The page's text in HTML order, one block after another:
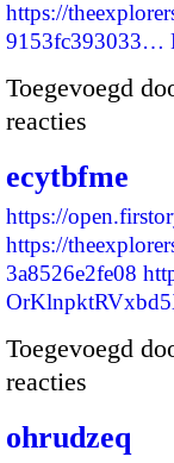
https://
9153fc393033…
Toegevoegd
reacties
ecytbfme
https://
https://
3a8526e2fe08
Toegevoegd
reacties
ohrudzeq